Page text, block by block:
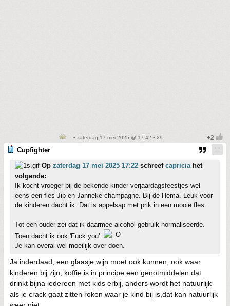
• zaterdag 17 mei 2025 @ 17:42 • 29
Cupfighter
Op zaterdag 17 mei 2025 17:22 schreef capriciahet
volgende:
Ik kocht vroeger bij de bekende kinder-verjaardagsfeestjes wel
eens een fles Jip en Janneke champagne. Bij de Hema. Leuk voor
de kinderen dacht ik. Dat is appelsap met prik in een mooie fles.
Tot een ouder zei dat ik daarmee alcohol-gebruik normaliseerde.
Toen dacht ik ook 'Fuck you'.
Je kan overal wel moeilijk over doen.
Ja inderdaad, een glaasje wijn moet ook kunnen, ook waar
kinderen bij zijn, koffie is in principe een genotmiddelen dat
drinkt bijna iedereen met kids erbij, anders wordt het natuurlijk
als je crack gaat zitten roken waar je kind bij is,dat kan natuurlijk